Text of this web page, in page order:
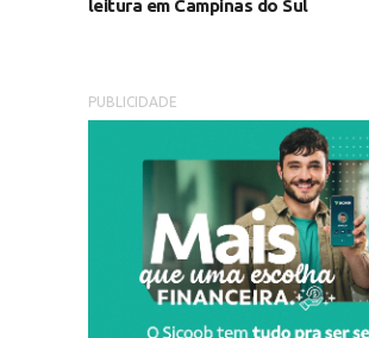
leitura em Campinas do Sul
PUBLICIDADE